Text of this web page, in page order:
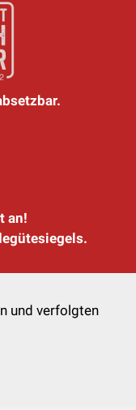
an!
und verfolgten